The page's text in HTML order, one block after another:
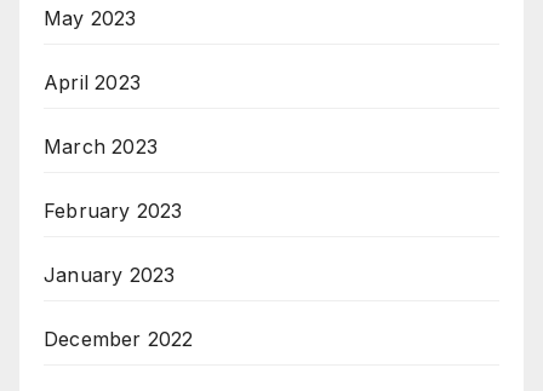
May 2023
April 2023
March 2023
February 2023
January 2023
December 2022